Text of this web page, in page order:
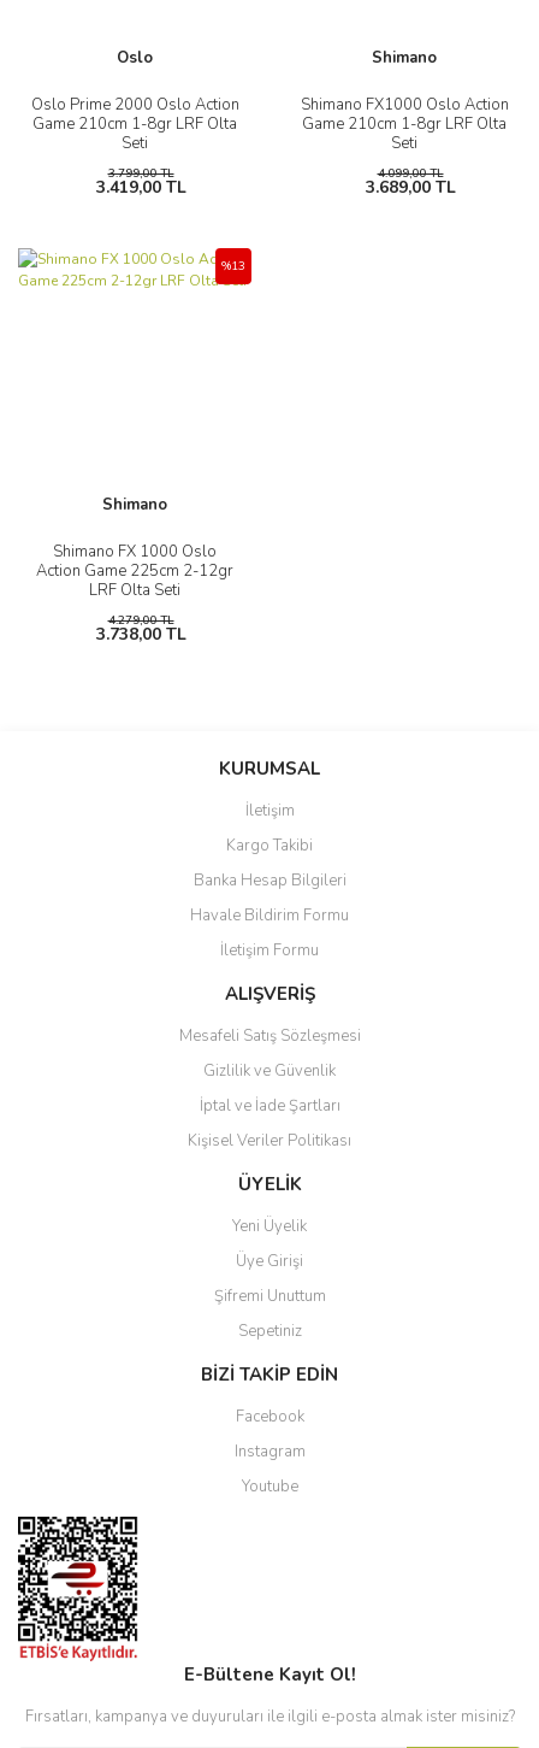
Oslo
Oslo Prime 2000 Oslo Action
Game 210cm 1-8gr LRF Olta
Seti
3.799,00 TL
3.419,00 TL
Shimano
Shimano FX1000 Oslo Action
Game 210cm 1-8gr LRF Olta
Seti
4.099,00 TL
3.689,00 TL
Shimano
Shimano FX 1000 Oslo
Action Game 225cm 2-12gr
LRF Olta Seti
%13
4.279,00 TL
3.738,00 TL
KURUMSAL
İletişim
Kargo Takibi
Banka Hesap Bilgileri
Havale Bildirim Formu
İletişim Formu
ALIŞVERİŞ
Mesafeli Satış Sözleşmesi
Gizlilik ve Güvenlik
İptal ve İade Şartları
Kişisel Veriler Politikası
ÜYELİK
Yeni Üyelik
Üye Girişi
Şifremi Unuttum
Sepetiniz
BİZİ TAKİP EDİN
Facebook
Instagram
Youtube
E-Bültene Kayıt Ol!
Fırsatları, kampanya ve duyuruları ile ilgili e-posta almak ister misiniz?